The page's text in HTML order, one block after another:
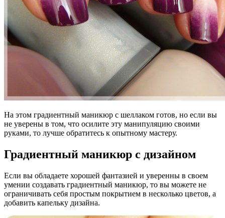
На этом градиентный маникюр с шеллаком готов, но если вы
не уверены в том, что осилите эту манипуляцию своими
руками, то лучше обратитесь к опытному мастеру.
Градиентный маникюр с дизайном
Если вы обладаете хорошей фантазией и уверенны в своем
умении создавать градиентный маникюр, то вы можете не
ограничивать себя простым покрытием в несколько цветов, а
добавить капельку дизайна.